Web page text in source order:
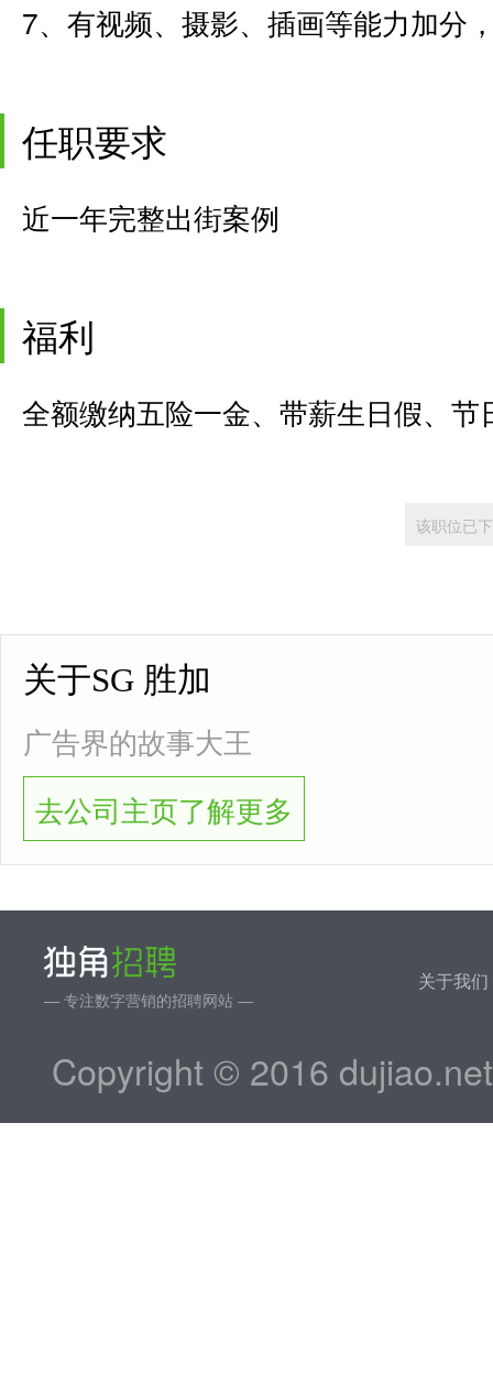
7、有视频、摄影、插画等能力加分
任职要求
近一年完整出街案例
福利
全额缴纳五险一金、带薪生日假、
该职位已
关于SG 胜加
广告界的故事大王
去公司主页了解更多
— 专注数字营销的招聘网站 —
关于我们
Copyright © 2016